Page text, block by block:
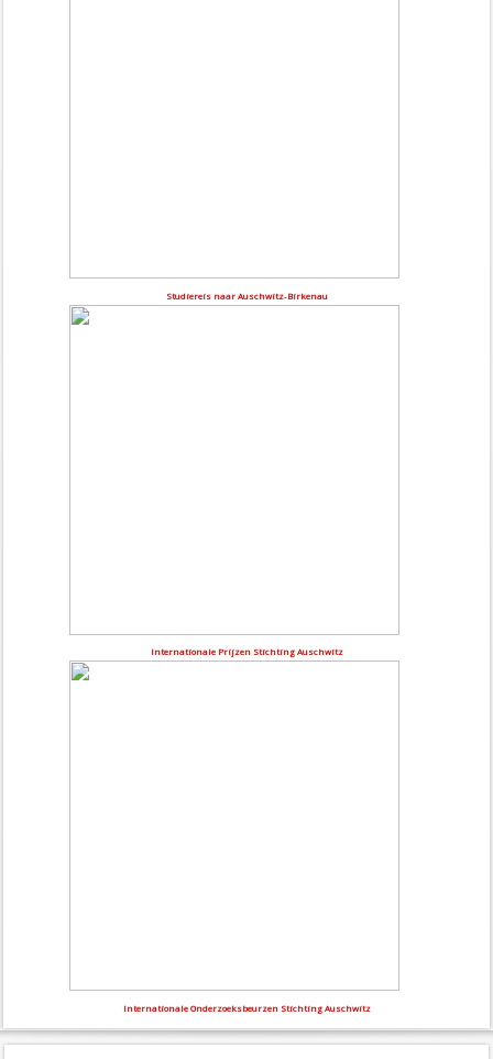
Studiereis naar Auschwitz-Birkenau
Internationale Prijzen Stichting Auschwitz
Internationale Onderzoeksbeurzen Stichting Auschwitz